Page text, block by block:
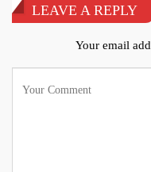
LEAVE A REPLY
Your email